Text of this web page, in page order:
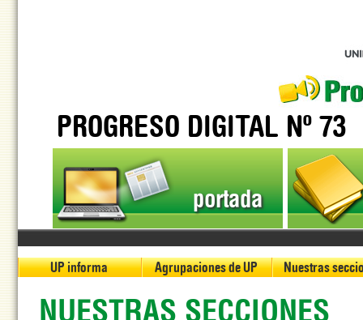
PROGRESO DIGITAL Nº 73
portada
UP informa Agrupaciones de UP Nuestras
NUESTRAS SECCIONES